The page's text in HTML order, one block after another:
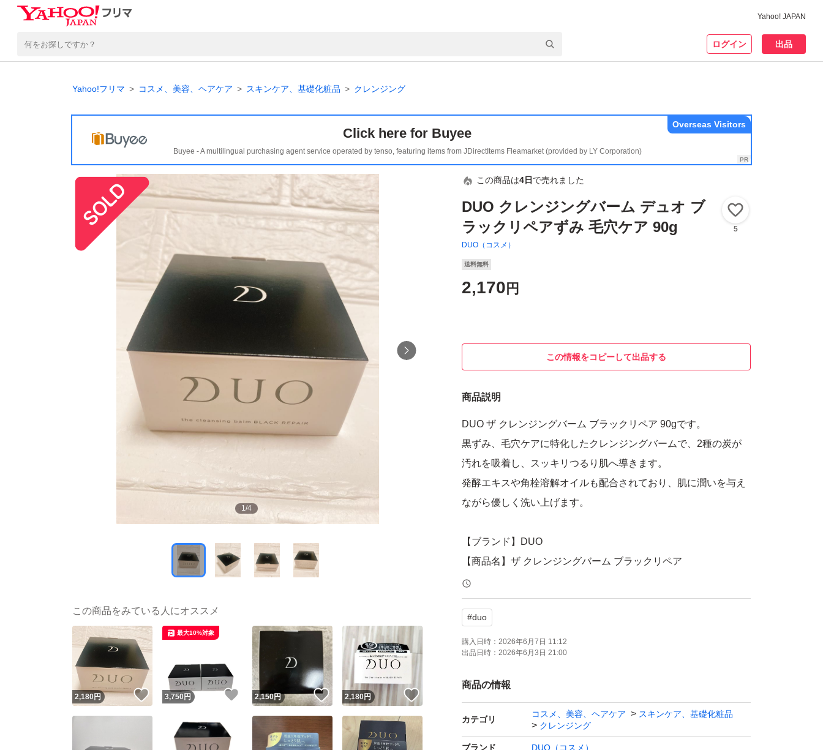
Yahoo! JAPAN
ログイン 出品
Yahoo!フリマ コスメ、美容、ヘアケア スキンケア、基礎化粧品 クレンジング
Click here for Buyee
Buyee - A multilingual purchasing agent service operated by tenso, featuring items from JDirectItems Fleamarket (provided by LY Corporation)
Overseas Visitors
1/4
この商品は4日 で売れました
DUO クレンジングバーム デュオ ブ
ラックリペアずみ 毛穴ケア 90g
DUO（コスメ）
5
送料無料
2,170 円
この情報をコピーして出品する
商品説明
DUO ザ クレンジングバーム ブラックリペア 90gです。
黒ずみ、毛穴ケアに特化したクレンジングバームで、2種の炭が
汚れを吸着し、スッキリつるり肌へ導きます。
発酵エキスや角栓溶解オイルも配合されており、肌に潤いを与え
ながら優しく洗い上げます。
【ブランド】DUO
【商品名】ザ クレンジングバーム ブラックリペア
【内容量】90g×1個
【商品の状態】未使用
【特徴】黒ずみ、毛穴ケア、2種の炭、発酵エキス、角栓溶解オ
イル配合
購入時期：2026年5月
リニューアル前の商品です
#duo
購入日時： 2026年6月7日 11:12
出品日時： 2026年6月3日 21:00
商品の情報
カテゴリ
コスメ、美容、ヘアケア
スキンケア、基礎化粧品
クレンジング
ブランド DUO（コスメ）
この商品をみている人にオススメ
2,180円 いいね！
3,750 円 いいね！
最大10%対象
2,150円 いいね！
2,180円